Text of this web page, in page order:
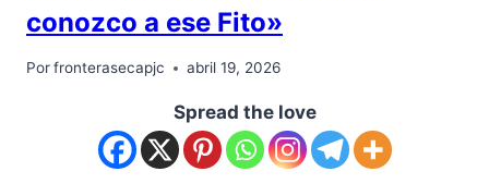
conozco a ese Fito»
Porfronterasecapjc abril 19, 2026
Spread the love